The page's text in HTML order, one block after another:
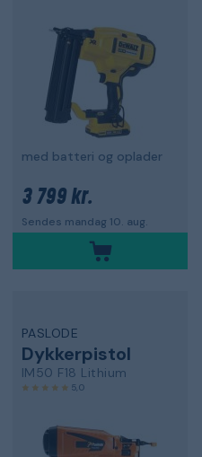
med batteri og oplader
3 799 kr.
Sendes mandag 10. aug.
PASLODE
Dykkerpistol
IM50 F18 Lithium
5,0